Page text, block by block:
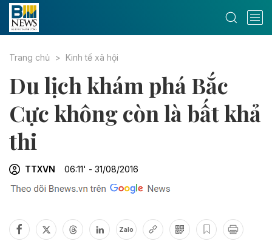
Trang chủ Kinh tế xã hội
Du lịch khám phá Bắc
Cực không còn là bất khả
thi
TTXVN 06:11' - 31/08/2016
Zalo